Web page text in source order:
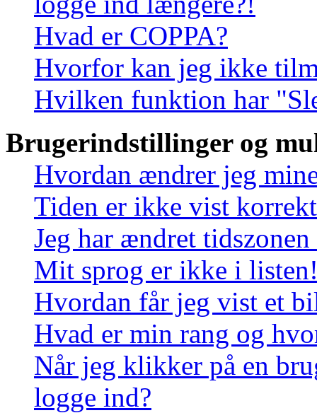
Hvad er COPPA?
Hvorfor kan jeg ikke
Hvilken funktion har
Brugerindstillinger og
Hvordan ændrer jeg
Tiden er ikke vist
Jeg har ændret
Mit sprog er ikke i
Hvordan får jeg vist et
Hvad er min rang og
Når jeg klikker på en
logge ind?